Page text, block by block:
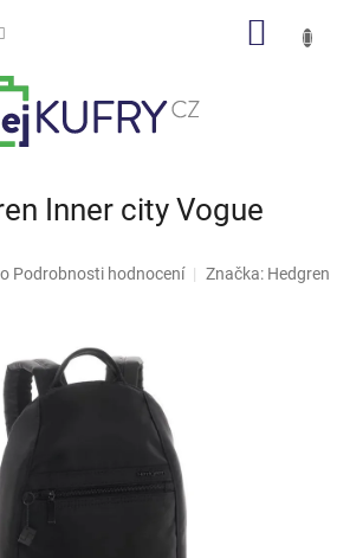
Inner city Vogue
Podrobnosti hodnocení Značka: Hedgren